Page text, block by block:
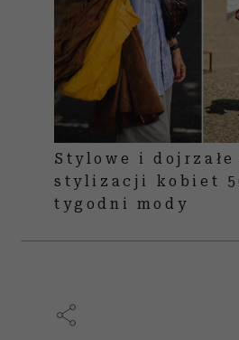
Stylowe i
stylizacji kobiet
tygodni mody